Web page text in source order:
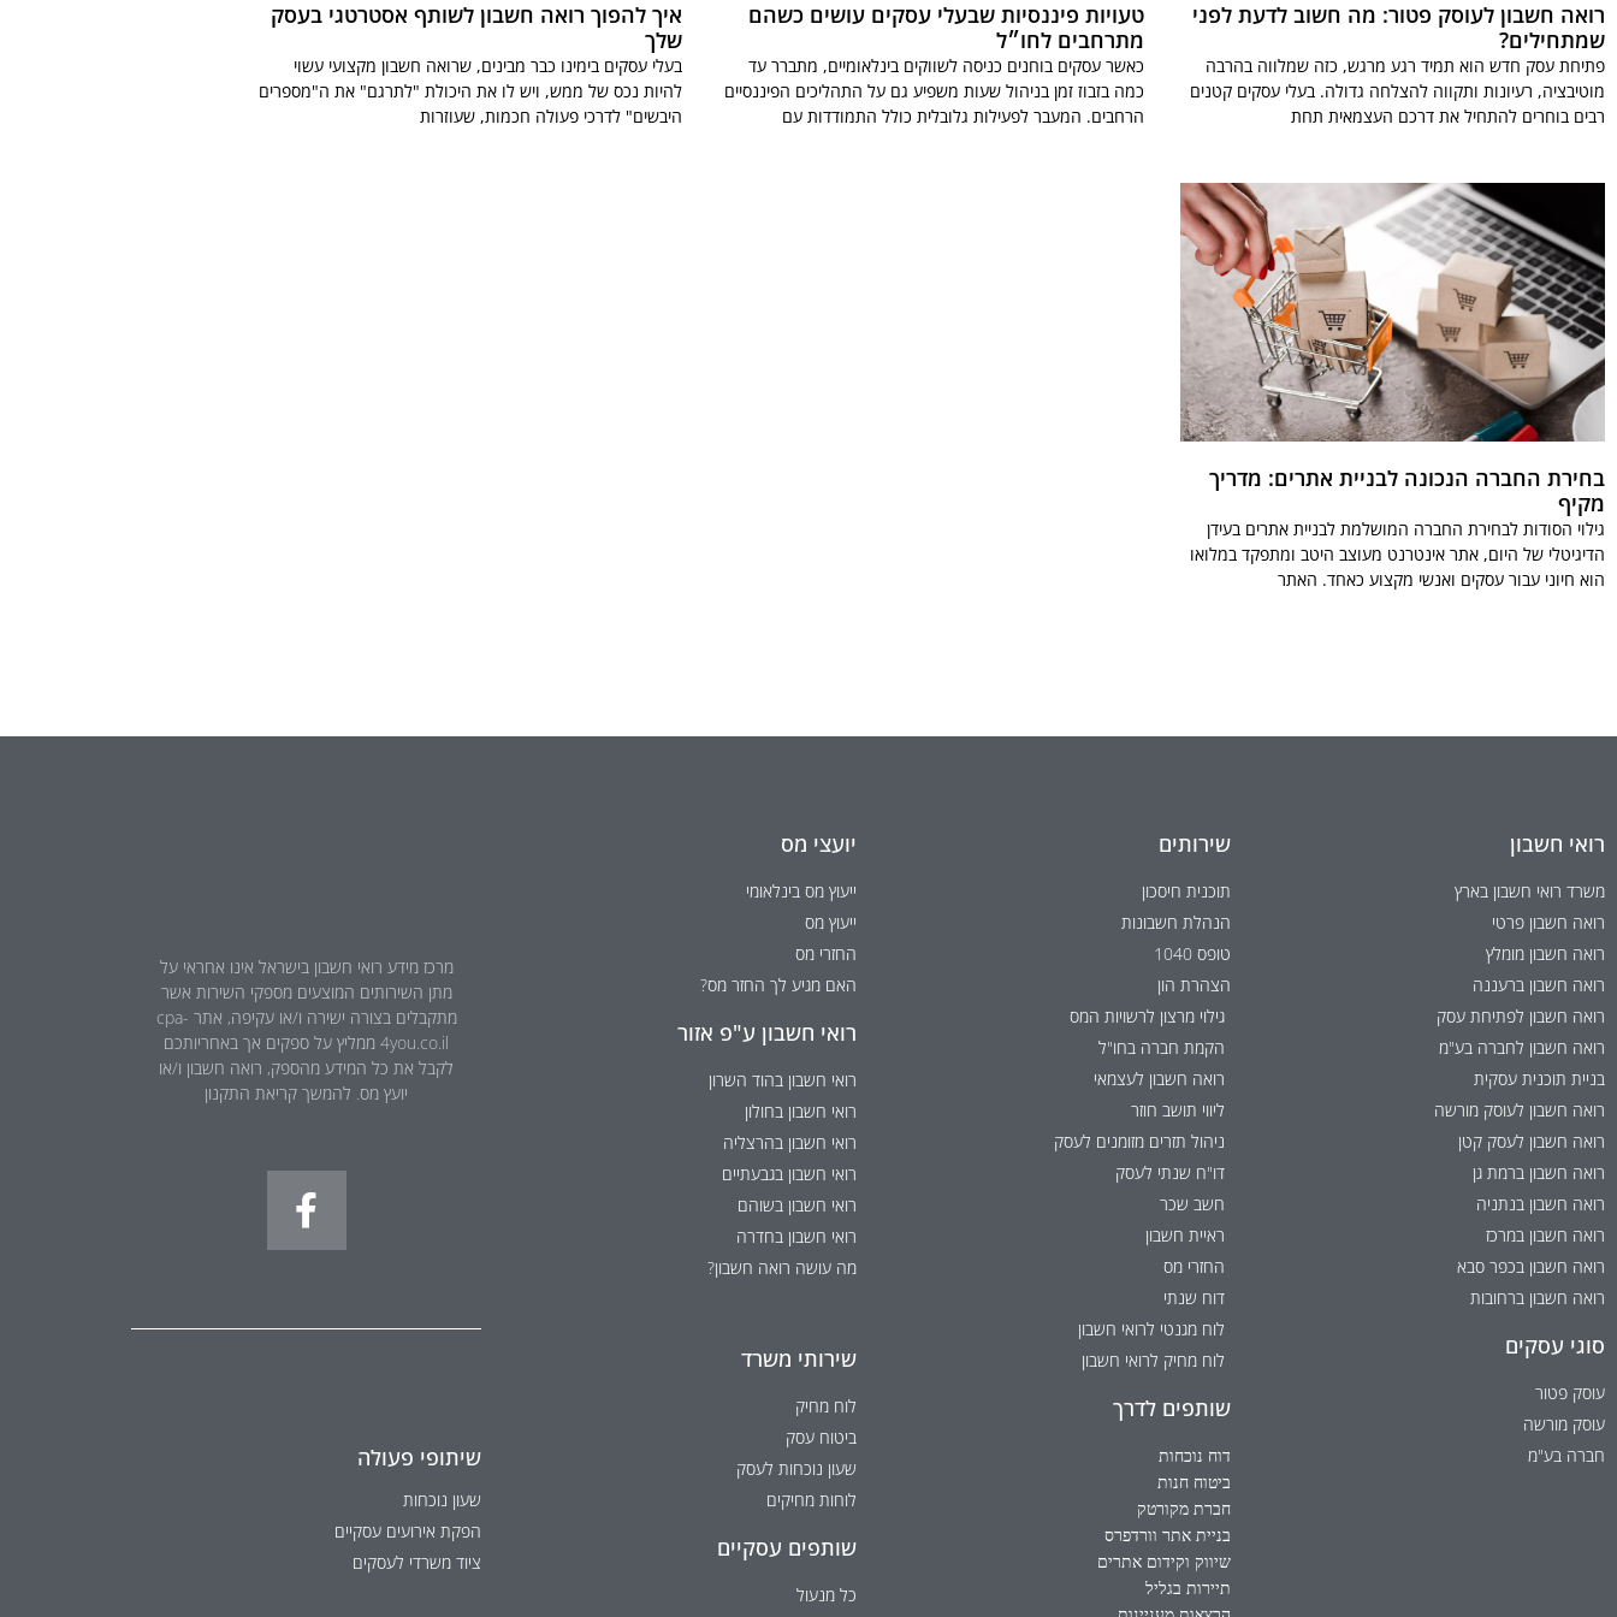
רואה חשבון לעוסק פטור: מה חשוב לדעת לפני
שמתחילים?
פתיחת עסק חדש הוא תמיד רגע מרגש, כזה שמלווה בהרבה
מוטיבציה, רעיונות ותקווה להצלחה גדולה. בעלי עסקים קטנים
רבים בוחרים להתחיל את דרכם העצמאית תחת
טעויות פיננסיות שבעלי עסקים עושים כשהם
מתרחבים לחו״ל
כאשר עסקים בוחנים כניסה לשווקים בינלאומיים, מתברר עד
כמה בזבוז זמן בניהול שעות משפיע גם על התהליכים הפיננסיים
הרחבים. המעבר לפעילות גלובלית כולל התמודדות עם
איך להפוך רואה חשבון לשותף אסטרטגי בעסק
שלך
בעלי עסקים בימינו כבר מבינים, שרואה חשבון מקצועי עשוי
להיות נכס של ממש, ויש לו את היכולת "לתרגם" את ה"מספרים
היבשים" לדרכי פעולה חכמות, שעוזרות
בחירת החברה הנכונה לבניית אתרים: מדריך
מקיף
גילוי הסודות לבחירת החברה המושלמת לבניית אתרים בעידן
הדיגיטלי של היום, אתר אינטרנט מעוצב היטב ומתפקד במלואו
הוא חיוני עבור עסקים ואנשי מקצוע כאחד. האתר
רואי חשבון
משרד רואי חשבון בארץ
רואה חשבון פרטי
רואה חשבון מומלץ
רואה חשבון ברעננה
רואה חשבון לפתיחת עסק
רואה חשבון לחברה בע"מ
בניית תוכנית עסקית
רואה חשבון לעוסק מורשה
רואה חשבון לעסק קטן
רואה חשבון ברמת גן
רואה חשבון בנתניה
רואה חשבון במרכז
רואה חשבון בכפר סבא
רואה חשבון ברחובות
סוגי עסקים
עוסק פטור
עוסק מורשה
חברה בע"מ
שירותים
תוכנית חיסכון
הנהלת חשבונות
טופס 1040
הצהרת הון
גילוי מרצון לרשויות המס
הקמת חברה בחו"ל
רואה חשבון לעצמאי
ליווי תושב חוזר
ניהול תזרים מזומנים לעסק
דו"ח שנתי לעסק
חשב שכר
ראיית חשבון
החזרי מס
דוח שנתי
לוח מגנטי לרואי חשבון
לוח מחיק לרואי חשבון
שותפים לדרך
דוח נוכחות
ביטוח חנות
חברת מקורטק
בניית אתר וורדפרס
שיווק וקידום אתרים
תיירות בגליל
יועצי מס
ייעוץ מס בינלאומי
ייעוץ מס
החזרי מס
האם מגיע לך החזר מס?
רואי חשבון ע"פ אזור
רואי חשבון בהוד השרון
רואי חשבון בחולון
רואי חשבון בהרצליה
רואי חשבון בגבעתיים
רואי חשבון בשוהם
רואי חשבון בחדרה
מה עושה רואה חשבון?
שירותי משרד
לוח מחיק
ביטוח עסק
שעון נוכחות לעסק
לוחות מחיקים
שותפים עסקיים
כל מנעול
מרכז מידע רואי חשבון בישראל אינו אחראי על
מתן השירותים המוצעים מספקי השירות אשר
מתקבלים בצורה ישירה ו/או עקיפה, אתר cpa-
4you.co.il ממליץ על ספקים אך באחריותכם
לקבל את כל המידע מהספק, רואה חשבון ו/או
יועץ מס. להמשך קריאת התקנון
שיתופי פעולה
שעון נוכחות
הפקת אירועים עסקיים
ציוד משרדי לעסקים